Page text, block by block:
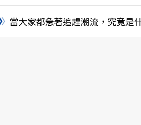
民調
當大家都急著追趕潮流，究竟是